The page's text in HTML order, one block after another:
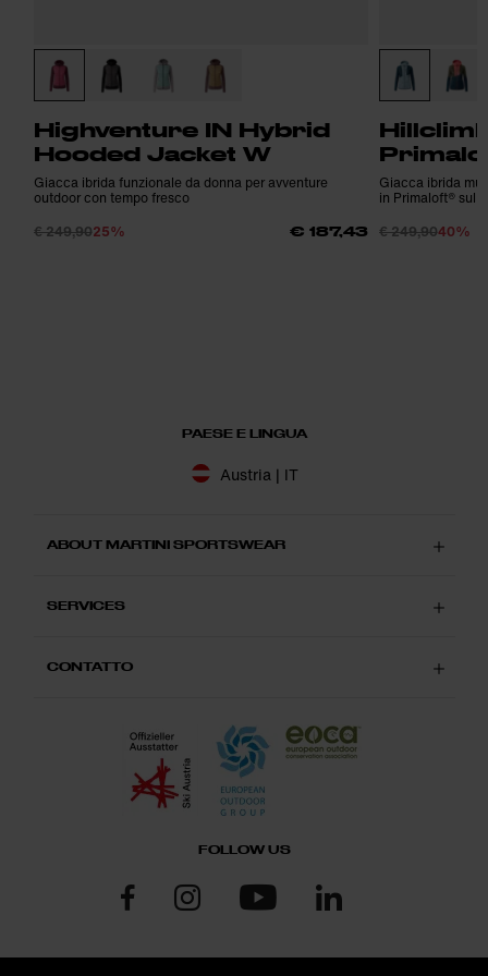
Highventure IN Hybrid
Hooded Jacket W
Giacca ibrida funzionale da donna per avventure
outdoor con tempo fresco
€ 249,9025% € 187,43
Giacca ibrida
in Primaloft® sul
€ 249,9040%
PAESE E LINGUA
Austria | IT
ABOUT MARTINI SPORTSWEAR
SERVICES
CONTATTO
FOLLOW US